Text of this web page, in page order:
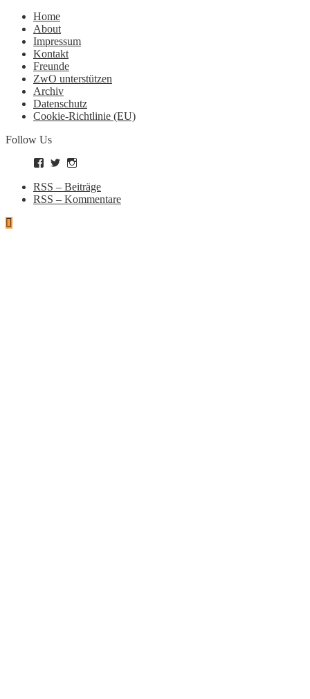
Home
About
Impressum
Kontakt
Freunde
ZwO unterstützen
Archiv
Datenschutz
Cookie-Richtlinie (EU)
Follow Us
Profil
zockworkorange
auf
Facebook
Profil
zockworkorange
auf
Twitter
zockworkorange
auf
Instagram
RSS – Beiträge
RSS – Kommentare